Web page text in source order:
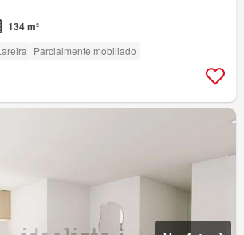
134 m²
Parcialmente mobiliado